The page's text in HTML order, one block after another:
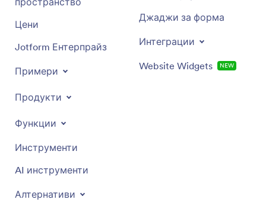
Цени
Jotform Ентерпрайз
Примери
Продукти
Функции
Инструменти
AI инструменти
Алтернативи
Джаджи за форма
Интеграции
Website Widgets НОВИ